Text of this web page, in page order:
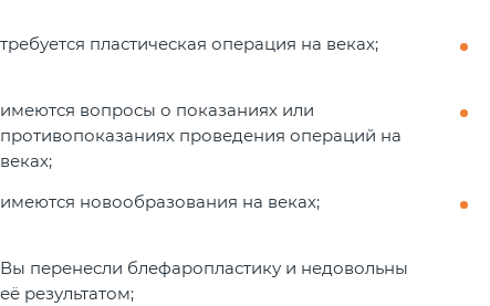
требуется пластическая операция на веках;
имеются вопросы о показаниях или
противопоказаниях проведения операций на
веках;
имеются новообразования на веках;
Вы перенесли блефаропластику и недовольны
её результатом;